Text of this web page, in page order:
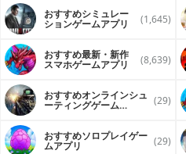
おすすめシミュレー
ションゲームアプリ (1,645)
おすすめ最新・新作
スマホゲームアプリ (8,639)
おすすめオンラインシュ
ーティングゲーム (29)
おすすめソロプレイゲー
ムアプリ (29)